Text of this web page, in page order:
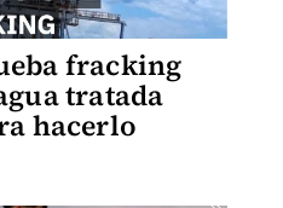
fracking
tratada
hacerlo